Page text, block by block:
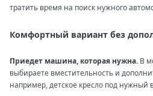
тратить время на поиск нужного
Комфортный вариант без
Приедет машина, которая нужна. В
выбираете вместительность и
например, детское кресло под нужный